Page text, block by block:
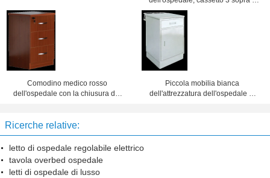
Governo 475x470x755mm del letto
Comodino medico rosso
dell'ospedale con la chiusura del
Piccola mobilia bianca
dell'attrezzatura dell'ospedale di
Ricerche relative:
letto di ospedale regolabile elettrico
tavola overbed ospedale
letti di ospedale di lusso